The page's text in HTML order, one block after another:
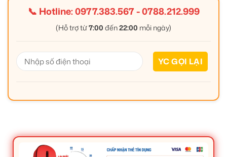
📞 Hotline:0977.383.567-0788.212.999
(Hỗ trợ từ7:00 đến22:00 mỗi ngày)